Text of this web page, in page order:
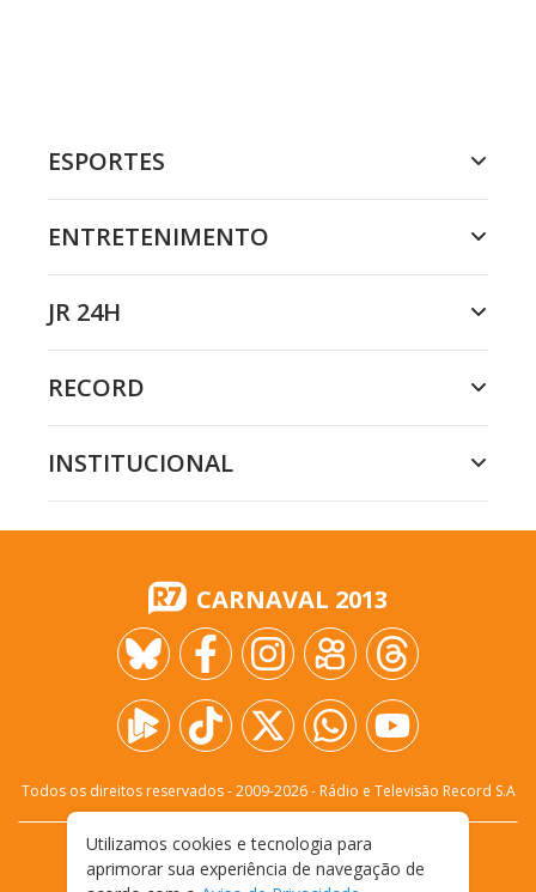
ESPORTES
ENTRETENIMENTO
JR 24H
RECORD
INSTITUCIONAL
CARNAVAL 2013
Todos os direitos reservados - 2009-2026- Rádio e Televisão Record S.A
FALE CONOSCO
PRIVACIDADE
TERMOS E CONDIÇÕES DE USO
Utilizamos cookies e tecnologia para
aprimorar sua experiência de navegação de